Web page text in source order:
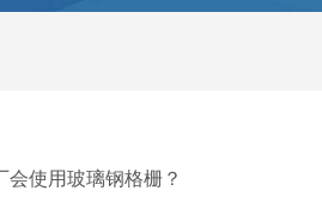
会使用玻璃钢格栅？